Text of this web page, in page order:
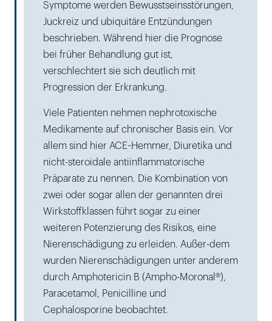
Symptome werden Bewusstseinsstörungen,
Juckreiz und ubiquitäre Entzündungen
beschrieben. Während hier die Prognose
bei früher Behandlung gut ist,
verschlechtert sie sich deutlich mit
Progression der Erkrankung.
Viele Patienten nehmen nephrotoxische
Medikamente auf chronischer Basis ein. Vor
allem sind hier ACE-Hemmer, Diuretika und
nicht-steroidale antiinflammatorische
Präparate zu nennen. Die Kombination von
zwei oder sogar allen der genannten drei
Wirkstoffklassen führt sogar zu einer
weiteren Potenzierung des Risikos, eine
Nierenschädigung zu erleiden. Außer-dem
wurden Nierenschädigungen unter anderem
durch Amphotericin B (Ampho-Moronal®),
Paracetamol, Penicilline und
Cephalosporine beobachtet.